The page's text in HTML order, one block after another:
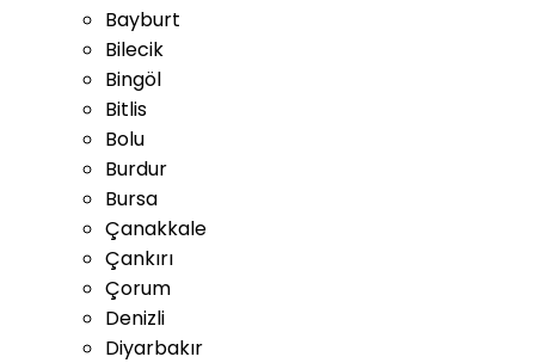
Bayburt
Bilecik
Bingöl
Bitlis
Bolu
Burdur
Bursa
Çanakkale
Çankırı
Çorum
Denizli
Diyarbakır